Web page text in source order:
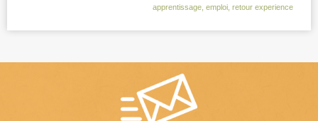
apprentissage emploi retour experience